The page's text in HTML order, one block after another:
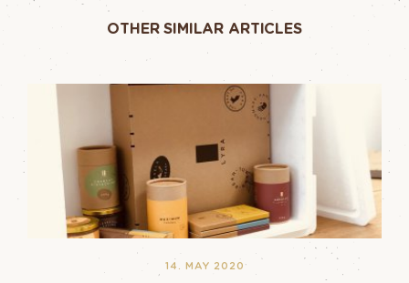
OTHER SIMILAR ARTICLES
14. MAY 2020